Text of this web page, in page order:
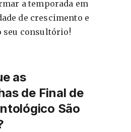
a temporada em
de crescimento e
seu consultório!
as
de Final de
São